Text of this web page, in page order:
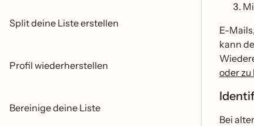
Split deine Liste erstellen
Profil wiederherstellen
Bereinige deine Liste
E-
kann
oder zu
Bei